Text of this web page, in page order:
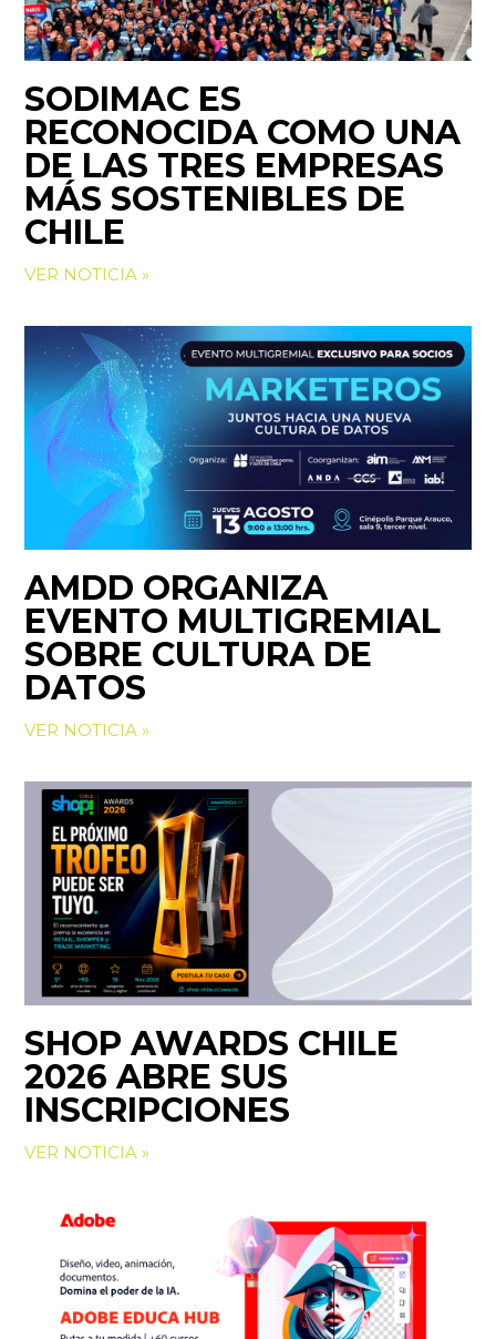
SODIMAC ES
RECONOCIDA COMO UNA
DE LAS TRES EMPRESAS
MÁS SOSTENIBLES DE
CHILE
VER NOTICIA »
AMDD ORGANIZA
EVENTO MULTIGREMIAL
SOBRE CULTURA DE
DATOS
VER NOTICIA »
SHOP AWARDS CHILE
2026 ABRE SUS
INSCRIPCIONES
VER NOTICIA »